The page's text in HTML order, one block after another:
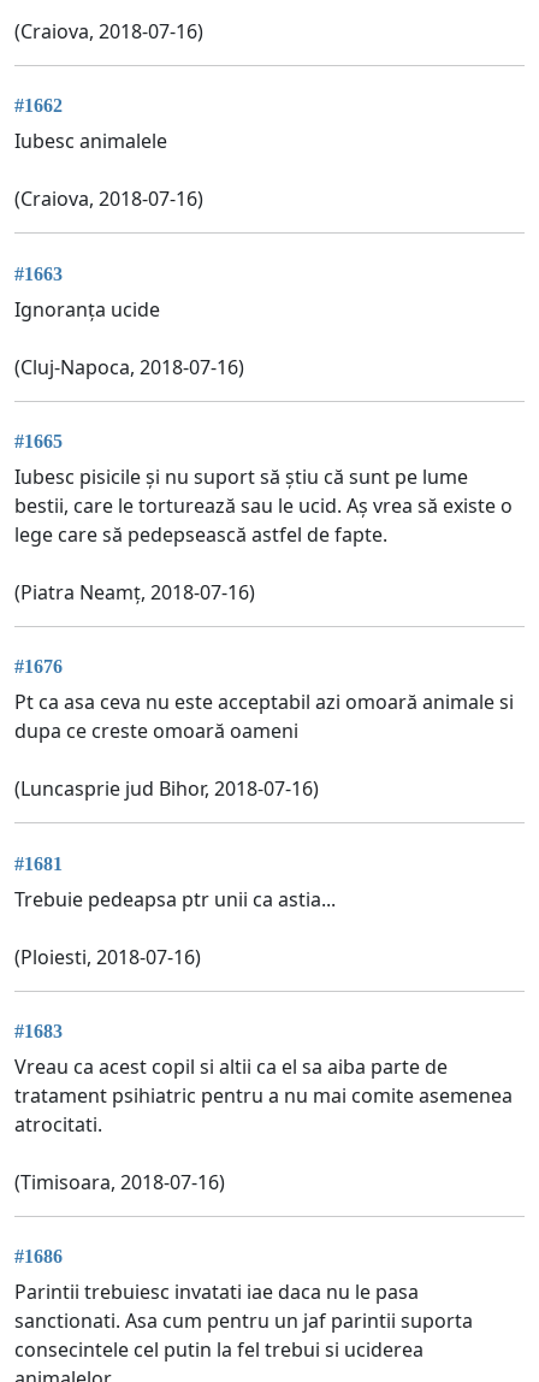
(Craiova, 2018-07-16)
#1662
Iubesc animalele
(Craiova, 2018-07-16)
#1663
Ignoranța ucide
(Cluj-Napoca, 2018-07-16)
#1665
Iubesc pisicile și nu suport să știu că sunt pe lume
bestii, care le torturează sau le ucid. Aș vrea să existe o
lege care să pedepsească astfel de fapte.
(Piatra Neamț, 2018-07-16)
#1676
Pt ca asa ceva nu este acceptabil azi omoară animale si
dupa ce creste omoară oameni
(Luncasprie jud Bihor, 2018-07-16)
#1681
Trebuie pedeapsa ptr unii ca astia...
(Ploiesti, 2018-07-16)
#1683
Vreau ca acest copil si altii ca el sa aiba parte de
tratament psihiatric pentru a nu mai comite asemenea
atrocitati.
(Timisoara, 2018-07-16)
#1686
Parintii trebuiesc invatati iae daca nu le pasa
sanctionati. Asa cum pentru un jaf parintii suporta
consecintele cel putin la fel trebui si uciderea